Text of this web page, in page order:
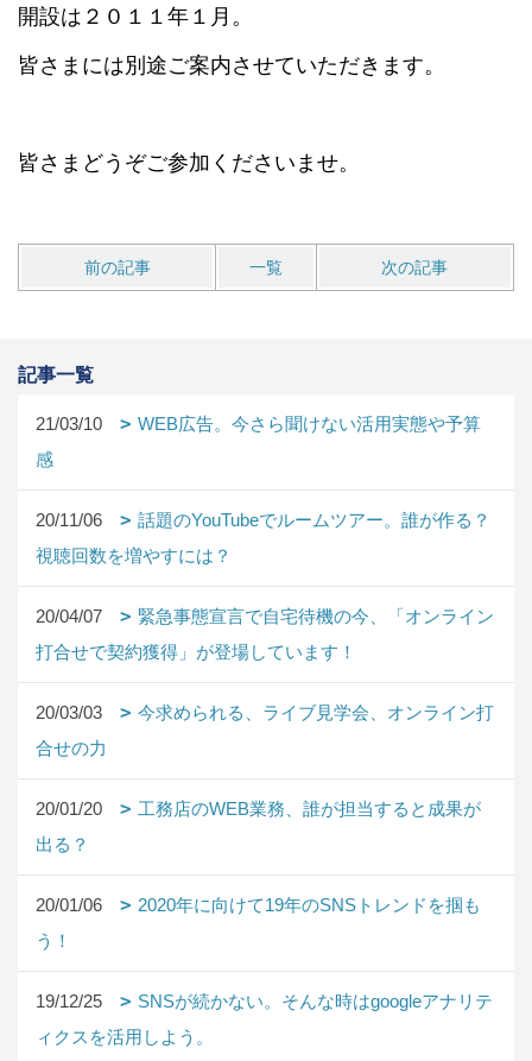
開設は２０１１年１月。
皆さまには別途ご案内させていただきます。
皆さまどうぞご参加くださいませ。
前の記事 一覧 次の記事
記事一覧
21/03/10
WEB広告。今さら聞けない活用実態や予算
感
20/11/06
話題のYouTubeでルームツアー。誰が作る？
視聴回数を増やすには？
20/04/07
緊急事態宣言で自宅待機の今、「オンライン
打合せで契約獲得」が登場しています！
20/03/03
今求められる、ライブ見学会、オンライン打
合せの力
20/01/20
工務店のWEB業務、誰が担当すると成果が
出る？
20/01/06
2020年に向けて19年のSNSトレンドを掴も
う！
19/12/25
SNSが続かない。そんな時はgoogleアナリテ
ィクスを活用しよう。